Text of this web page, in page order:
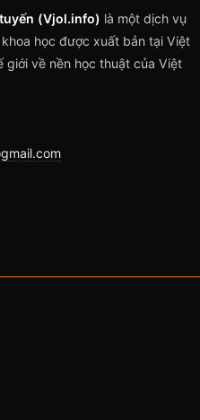
(Vjol.info) là một dịch vụ
học được xuất bản tại Việt
giới về nền học thuật của Việt